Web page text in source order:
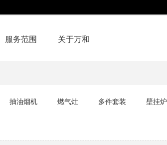
服务范围 关于万和
抽油烟机 燃气灶 多件套装 壁挂炉